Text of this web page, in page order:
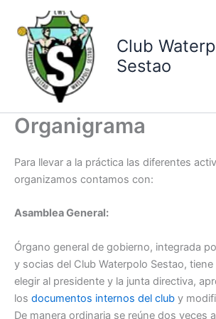
contenido
Club
Sestao
Organigrama
Para llevar a la práctica las diferentes
organizamos contamos con:
Asamblea General:
Órgano general de gobierno, integrada
y socias del Club Waterpolo Sestao,
elegir al presidente y la junta directiva,
los documentos internos del club y
De manera ordinaria se reúne dos veces